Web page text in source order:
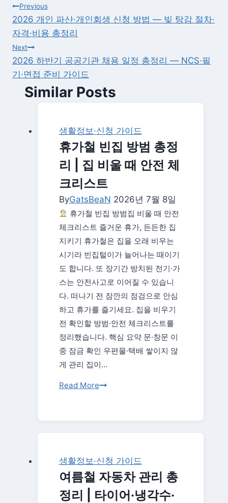
글
탐
색
Previous
2026 개인 파산·개인회생 신청 방법 — 빚 탕감 절차·
자격·비용 총정리
Next
2026 하반기 공공기관 채용 일정 총정리 — NCS·필
기·면접 준비 가이드
Similar Posts
생활정보·신청 가이드
휴가철 빈집 방범 총정
리 | 집 비울 때 안전 체
크리스트
ByGatsBeaN 2026년 7월 8일
휴가철 빈집 방범집 비울 때 안전
체크리스트 즐거운 휴가, 든든한 집
지키기 휴가철은 집을 오래 비우는
시기라 빈집털이가 늘어나는 때이기
도 합니다. 또 장기간 방치된 전기·가
스는 안전사고로 이어질 수 있습니
다. 떠나기 전 잠깐의 점검으로 안심
하고 휴가를 즐기세요. 집을 비우기
전 확인할 방범·안전 체크리스트를
정리했습니다. 핵심 요약 문·창문 이
중 잠금 확인 우편물·택배 쌓이지 않
게 관리 집이…
Read More휴
범
총
정
생활정보·신청 가이드
여름철 자동차 관리 총
정리 | 타이어·냉각수·